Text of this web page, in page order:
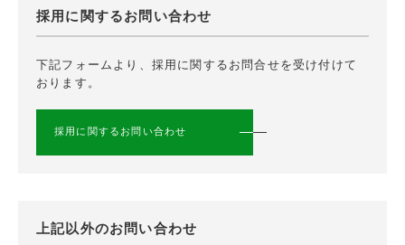
採用に関するお問い合わせ
下記フォームより、採用に関するお問合せを受け付けて
おります。
採用に関するお問い合わせ
上記以外のお問い合わせ